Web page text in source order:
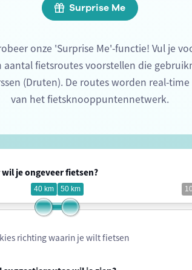
Surprise Me
onze 'Surprise Me'-functie! Vul je
aantal fietsroutes voorstellen die
(Druten). De routes worden real-
van het fietsknooppuntennetwerk.
wil je ongeveer fietsen?
40 km 50 km
richting waarin je wilt fietsen